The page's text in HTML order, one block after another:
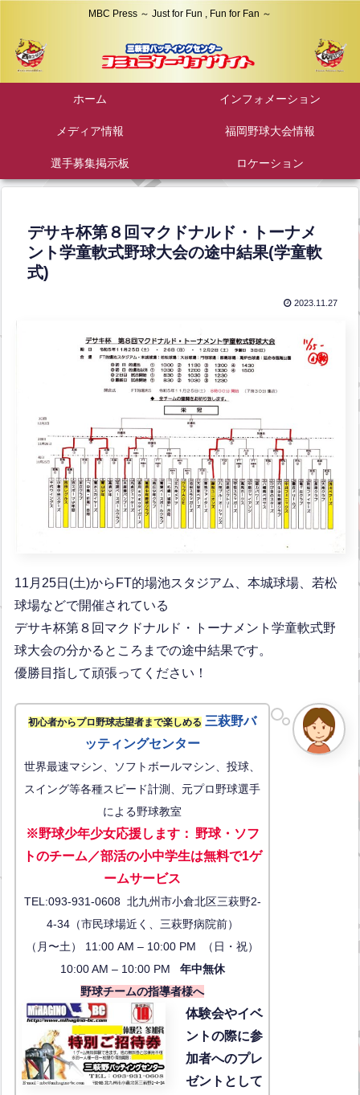
MBC Press ～ Just for Fun , Fun for Fan ～
ホーム インフォメーション
メディア情報 福岡野球大会情報
選手募集掲示板 ロケーション
デサキ杯第８回マクドナルド・トーナメ
ント学童軟式野球大会の途中結果(学童軟
式)
2023.11.27
11月25日(土)からFT的場池スタジアム、本城球場、若松
球場などで開催されている
デサキ杯第８回マクドナルド・トーナメント学童軟式野
球大会の分かるところまでの途中結果です。
優勝目指して頑張ってください！
初心者からプロ野球志望者まで楽しめる 三萩野バ
ッティングセンター
世界最速マシン、ソフトボールマシン、投球、
スイング等各種スピード計測、元プロ野球選手
による野球教室
※野球少年少女応援します： 野球・ソフ
トのチーム／部活の小中学生は無料で1ゲ
ームサービス
TEL:093-931-0608 北九州市小倉北区三萩野2-
4-34（市民球場近く、三萩野病院前）
（月〜土） 11:00 AM – 10:00 PM （日・祝）
10:00 AM – 10:00 PM 年中無休
野球チームの指導者様へ
体験会やイベ
ントの際に参
加者へのプレ
ゼントとして